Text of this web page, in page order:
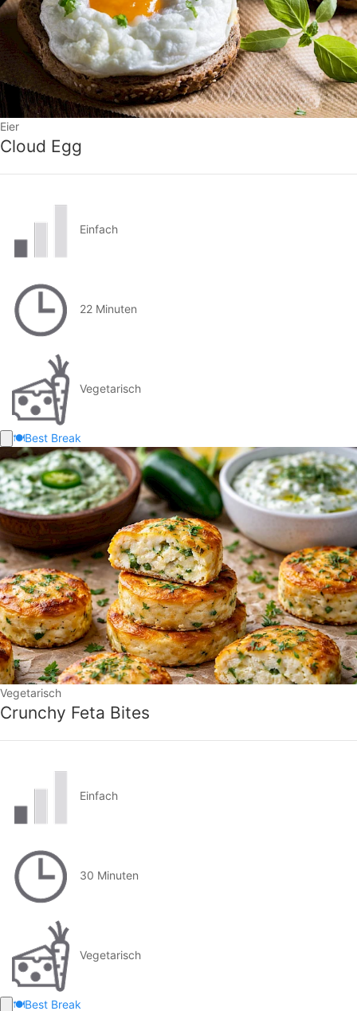
Eier
Cloud Egg
Einfach
22 Minuten
Vegetarisch
🍽️Best Break
Vegetarisch
Crunchy Feta Bites
Einfach
30 Minuten
Vegetarisch
🍽️Best Break